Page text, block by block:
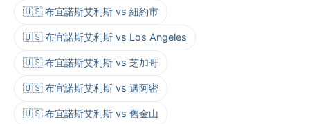
🇺🇸 布宜諾斯艾利斯 vs 紐約市
🇺🇸 布宜諾斯艾利斯 vs Los Angeles
🇺🇸 布宜諾斯艾利斯 vs 芝加哥
🇺🇸 布宜諾斯艾利斯 vs 邁阿密
🇺🇸 布宜諾斯艾利斯 vs 舊金山